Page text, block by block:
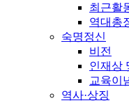
최근활
역대총
숙명정신
비전
인재상
교육이
역사·상징